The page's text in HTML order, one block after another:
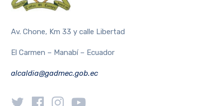
Av. Chone, Km 33 y calle Libertad
El Carmen – Manabí – Ecuador
alcaldia@gadmec.gob.ec